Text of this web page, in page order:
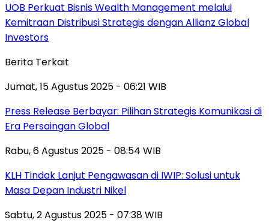
UOB Perkuat Bisnis Wealth Management melalui
Kemitraan Distribusi Strategis dengan Allianz Global
Investors
Berita Terkait
Jumat, 15 Agustus 2025 - 06:21 WIB
Press Release Berbayar: Pilihan Strategis Komunikasi di
Era Persaingan Global
Rabu, 6 Agustus 2025 - 08:54 WIB
KLH Tindak Lanjut Pengawasan di IWIP: Solusi untuk
Masa Depan Industri Nikel
Sabtu, 2 Agustus 2025 - 07:38 WIB